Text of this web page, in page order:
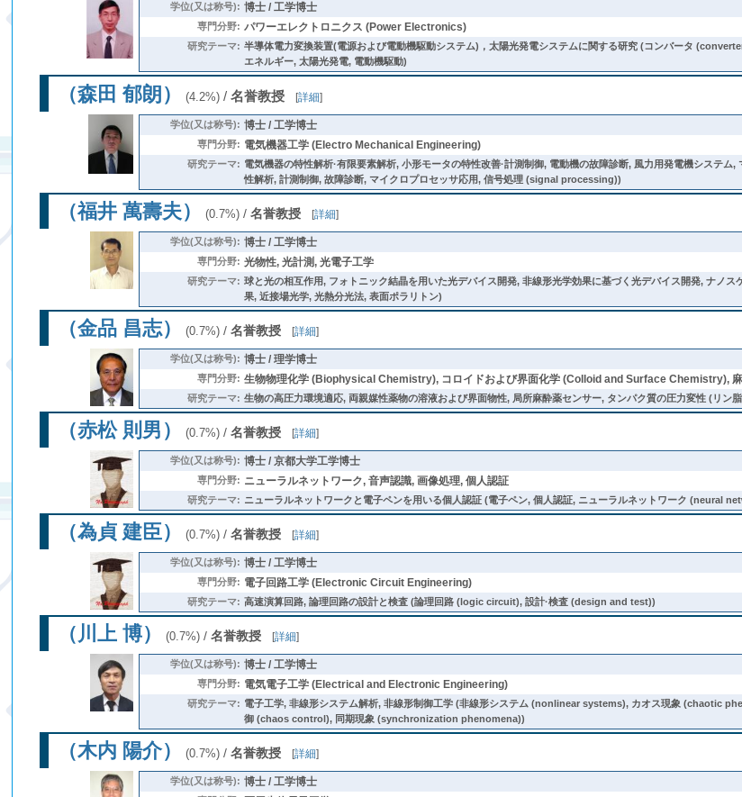
学位(又は称号): 博士 / 工学博士
専門分野: パワーエレクトロニクス (Power Electronics)
研究テーマ: 半導体電力変換装置(電源および電動機駆動システム)，太陽光発電システムに関する研究 (コンバータ
エネルギー, 太陽光発電, 電動機駆動)
（森田 郁朗） (4.2%) /名誉教授 [詳細]
学位(又は称号): 博士 / 工学博士
専門分野: 電気機器工学 (Electro Mechanical Engineering)
研究テーマ: 電気機器の特性解析·有限要素解析, 小形モータの特性改善·計測制御, 電動機の故障診断, 風力用発電機システ
性解析, 計測制御, 故障診断, マイクロプロセッサ応用, 信号処理 (signal processing))
（福井 萬壽夫） (0.7%) /名誉教授 [詳細]
学位(又は称号): 博士 / 工学博士
専門分野: 光物性, 光計測, 光電子工学
研究テーマ: 球と光の相互作用, フォトニック結晶を用いた光デバイス開発, 非線形光学効果に基づく光デバイス開発, ナノ
果, 近接場光学, 光熱分光法, 表面ポラリトン)
（金品 昌志） (0.7%) /名誉教授 [詳細]
学位(又は称号): 博士 / 理学博士
専門分野: 生物物理化学 (Biophysical Chemistry), コロイドおよび界面化学 (Colloid and Surface Chemistry),
研究テーマ: 生物の高圧力環境適応, 両親媒性薬物の溶液および界面物性, 局所麻酔薬センサー, タンパク質の圧力変性 (リン
（赤松 則男） (0.7%) /名誉教授 [詳細]
学位(又は称号): 博士 / 京都大学工学博士
専門分野: ニューラルネットワーク, 音声認識, 画像処理, 個人認証
研究テーマ: ニューラルネットワークと電子ペンを用いる個人認証 (電子ペン, 個人認証, ニューラルネットワーク (neural
（為貞 建臣） (0.7%) /名誉教授 [詳細]
学位(又は称号): 博士 / 工学博士
専門分野: 電子回路工学 (Electronic Circuit Engineering)
研究テーマ: 高速演算回路, 論理回路の設計と検査 (論理回路 (logic circuit), 設計·検査 (design and test))
（川上 博） (0.7%) /名誉教授 [詳細]
学位(又は称号): 博士 / 工学博士
専門分野: 電気電子工学 (Electrical and Electronic Engineering)
研究テーマ: 電子工学, 非線形システム解析, 非線形制御工学 (非線形システム (nonlinear systems), カオス現象 (chaotic
御 (chaos control), 同期現象 (synchronization phenomena))
（木内 陽介） (0.7%) /名誉教授 [詳細]
学位(又は称号): 博士 / 工学博士